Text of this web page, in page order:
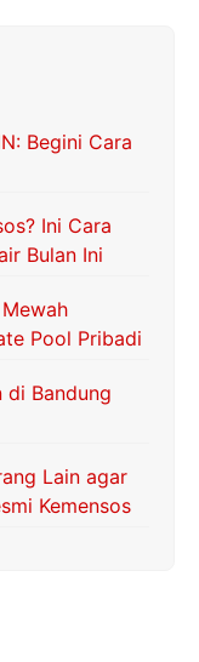
Begini Cara
Ini Cara
Bulan Ini
Pool Pribadi
di Bandung
Lain agar
Kemensos